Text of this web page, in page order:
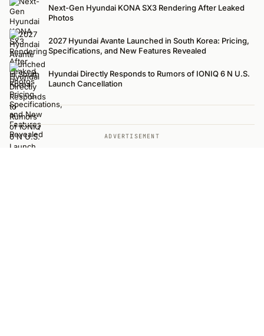
Next-Gen Hyundai KONA SX3 Rendering After Leaked
Photos
2027 Hyundai Avante Launched in South Korea: Pricing,
Specifications, and New Features Revealed
Hyundai Directly Responds to Rumors of IONIQ 6 N U.S.
Launch Cancellation
ADVERTISEMENT